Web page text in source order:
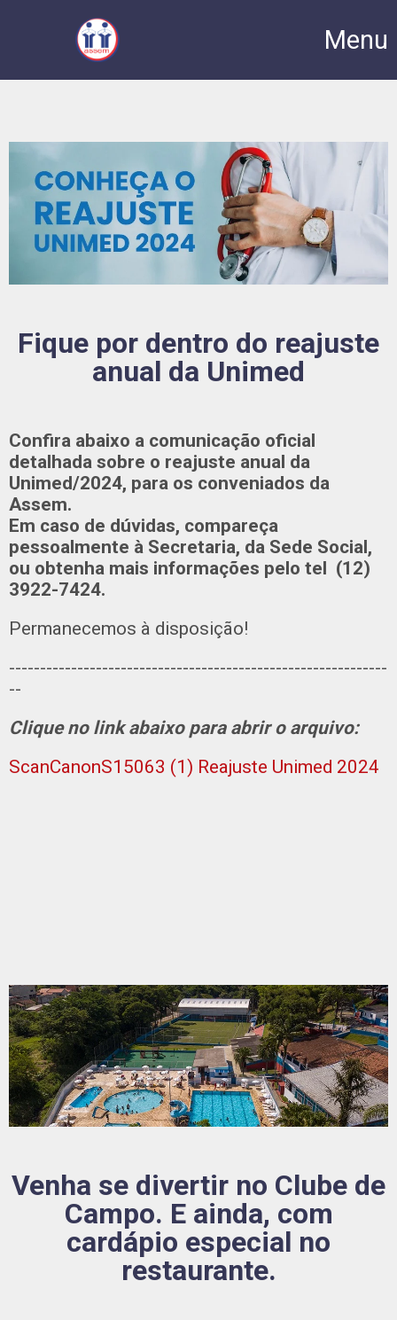
Menu
Fique por dentro do reajuste
anual da Unimed
Confira abaixo a comunicação oficial
detalhada sobre o reajuste anual da
Unimed/2024, para os conveniados da
Assem.
Em caso de dúvidas, compareça
pessoalmente à Secretaria, da Sede Social,
ou obtenha mais informações pelo tel (12)
3922-7424.
Permanecemos à disposição!
-------------------------------------------------------------
--
Clique no link abaixo para abrir o arquivo:
ScanCanonS15063 (1) Reajuste Unimed 2024
Venha se divertir no Clube de
Campo. E ainda, com
cardápio especial no
restaurante.